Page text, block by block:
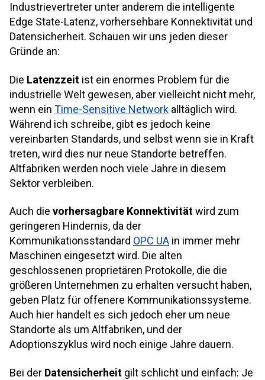
Industrievertreter unter anderem die intelligente
Edge State-Latenz, vorhersehbare Konnektivität und
Datensicherheit. Schauen wir uns jeden dieser
Gründe an:
Die Latenzzeit ist ein enormes Problem für die
industrielle Welt gewesen, aber vielleicht nicht mehr,
wenn ein Time-Sensitive Network alltäglich wird.
Während ich schreibe, gibt es jedoch keine
vereinbarten Standards, und selbst wenn sie in Kraft
treten, wird dies nur neue Standorte betreffen.
Altfabriken werden noch viele Jahre in diesem
Sektor verbleiben.
Auch die vorhersagbare Konnektivitätwird zum
geringeren Hindernis, da der
Kommunikationsstandard OPC UA in immer mehr
Maschinen eingesetzt wird. Die alten
geschlossenen proprietären Protokolle, die die
größeren Unternehmen zu erhalten versucht haben,
geben Platz für offenere Kommunikationssysteme.
Auch hier handelt es sich jedoch eher um neue
Standorte als um Altfabriken, und der
Adoptionszyklus wird noch einige Jahre dauern.
Bei der Datensicherheit gilt schlicht und einfach: Je